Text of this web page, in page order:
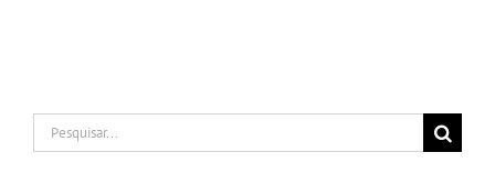
Buscar
resultados